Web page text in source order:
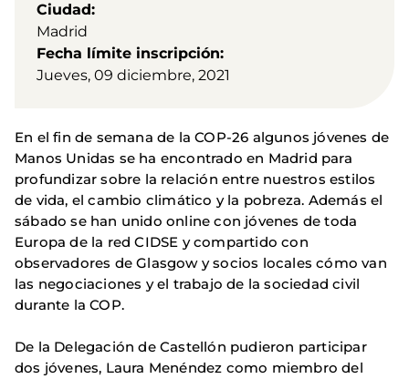
Ciudad
Madrid
Fecha límite inscripción
Jueves, 09 diciembre, 2021
En el fin de semana de la COP-26 algunos jóvenes de
Manos Unidas se ha encontrado en Madrid para
profundizar sobre la relación entre nuestros estilos
de vida, el cambio climático y la pobreza. Además el
sábado se han unido online con jóvenes de toda
Europa de la red CIDSE y compartido con
observadores de Glasgow y socios locales cómo van
las negociaciones y el trabajo de la sociedad civil
durante la COP.
De la Delegación de Castellón pudieron participar
dos jóvenes, Laura Menéndez como miembro del